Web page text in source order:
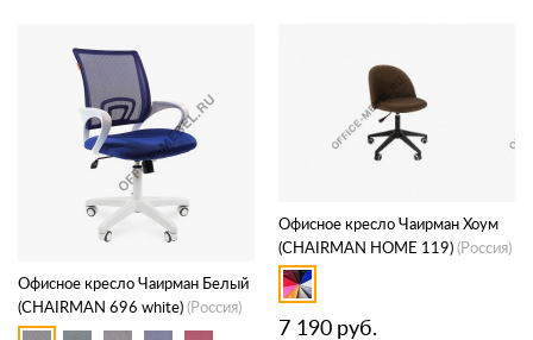
Офисное кресло Чаирман Белый
(CHAIRMAN 696 white)(Россия)
Офисное кресло Чаирман Хоум
(CHAIRMAN HOME 119)(Россия)
7 190 руб.